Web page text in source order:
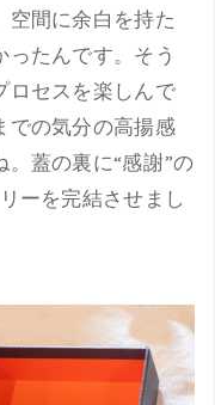
空間に余白を持た
たんです。そう
ロセスを楽しんで
での気分の高揚感
蓋の裏に“感謝”の
ーを完結させまし